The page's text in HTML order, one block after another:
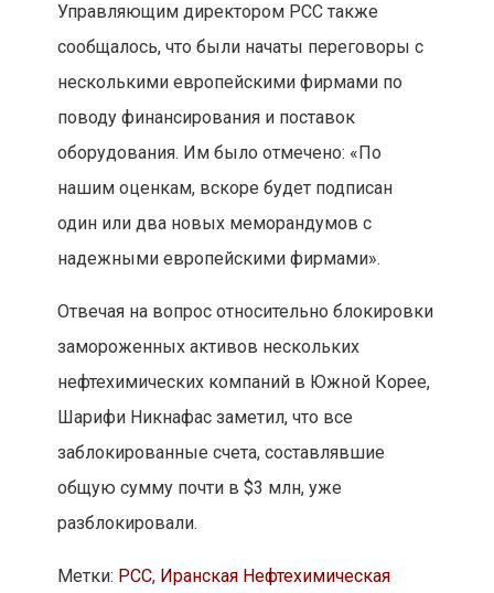
Управляющим директором PCC также
сообщалось, что были начаты переговоры с
несколькими европейскими фирмами по
поводу финансирования и поставок
оборудования. Им было отмечено: «По
нашим оценкам, вскоре будет подписан
один или два новых меморандумов с
надежными европейскими фирмами».
Отвечая на вопрос относительно блокировки
замороженных активов нескольких
нефтехимических компаний в Южной Корее,
Шарифи Никнафас заметил, что все
заблокированные счета, составлявшие
общую сумму почти в $3 млн, уже
разблокировали.
Метки: PCC, Иранская Нефтехимическая